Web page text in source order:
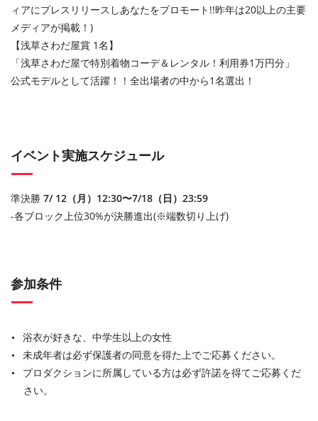
ィアにプレスリリースしあなたをプロモート!!昨年は20以上の主要
メディアが掲載！)
【浅草さわだ屋賞 1名】
「浅草さわだ屋で特別着物コーデ＆レンタル！利用券1万円分」
公式モデルとして活躍！！全出場者の中から1名選出！
イベント実施スケジュール
準決勝 7/ 12（月）12:30〜7/18（日）23:59
-各ブロック上位30%が決勝進出(※端数切り上げ)
参加条件
浴衣が好きな、中学生以上の女性
未成年者は必ず保護者の同意を得た上でご応募ください。
プロダクションに所属している方は必ず許諾を得てご応募くだ
さい。